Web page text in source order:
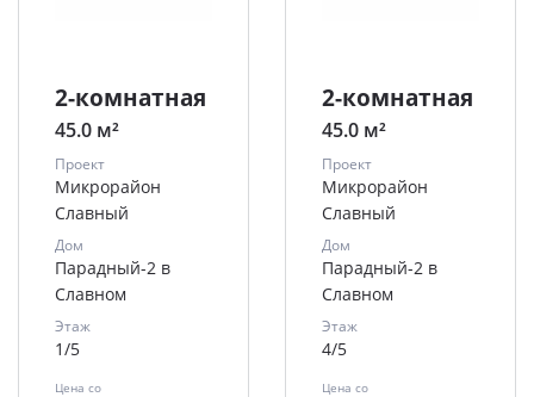
2-комнатная
45.0 м²
Проект
Микрорайон
Славный
Дом
Парадный-2 в
Славном
Этаж
1/5
Цена со
2-комнатная
45.0 м²
Проект
Микрорайон
Славный
Дом
Парадный-2 в
Славном
Этаж
4/5
Цена со